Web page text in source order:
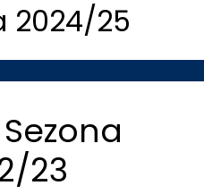
2024/25
Sezona
23